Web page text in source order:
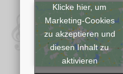
Klicke hier, um
Marketing-Cookies
zu akzeptieren und
diesen Inhalt zu
aktivieren